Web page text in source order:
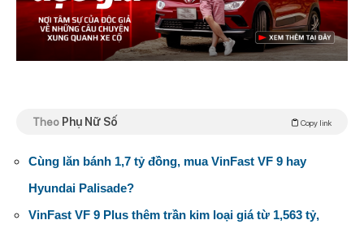
Theo Phụ Nữ Số Copy link
Cùng lăn bánh 1,7 tỷ đồng, mua VinFast VF 9 hay
Hyundai Palisade?
VinFast VF 9 Plus thêm trần kim loại giá từ 1,563 tỷ,